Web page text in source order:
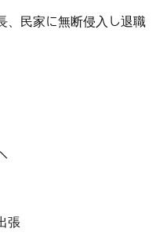
、民家に無断侵入し退職
張